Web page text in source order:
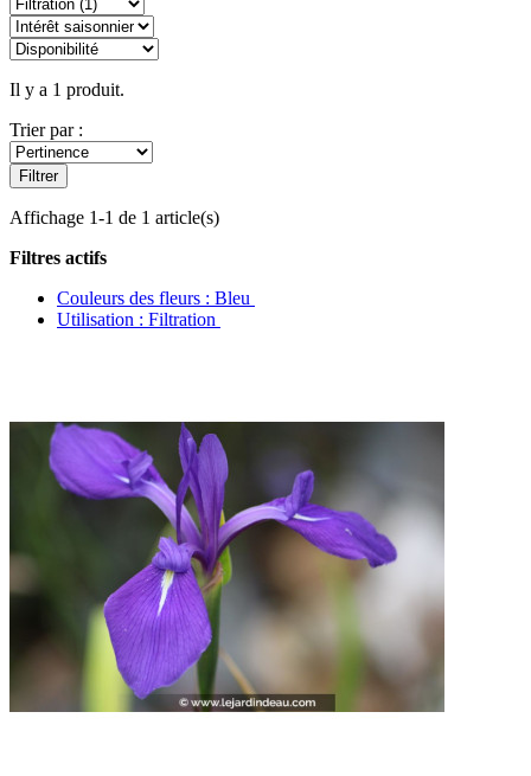
Il y a 1 produit.
Trier par :
Filtrer
Affichage 1-1 de 1 article(s)
Filtres actifs
Couleurs des fleurs : Bleu
Utilisation : Filtration